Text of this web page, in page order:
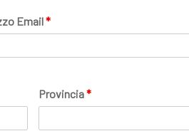
Email*
Provincia*